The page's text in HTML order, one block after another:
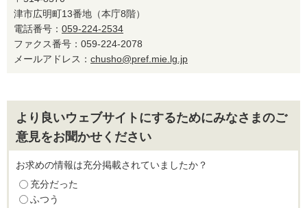
津市広明町13番地（本庁8階）
電話番号： 059-224-2534
ファクス番号：059-224-2078
メールアドレス： chusho@pref.mie.lg.jp
より良いウェブサイトにするためにみなさまのご
意見をお聞かせください
お求めの情報は充分掲載されていましたか？
充分だった
ふつう